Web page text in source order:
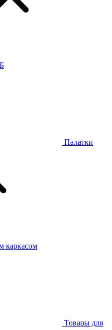
Палатки
каркасом
Товары для